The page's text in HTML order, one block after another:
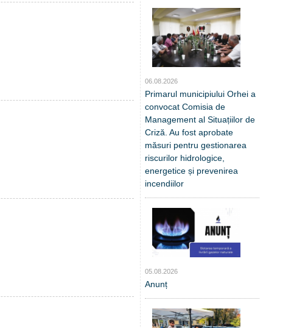
06.08.2026
Primarul municipiului Orhei a
convocat Comisia de
Management al Situațiilor de
Criză. Au fost aprobate
măsuri pentru gestionarea
riscurilor hidrologice,
energetice și prevenirea
incendiilor
05.08.2026
Anunț